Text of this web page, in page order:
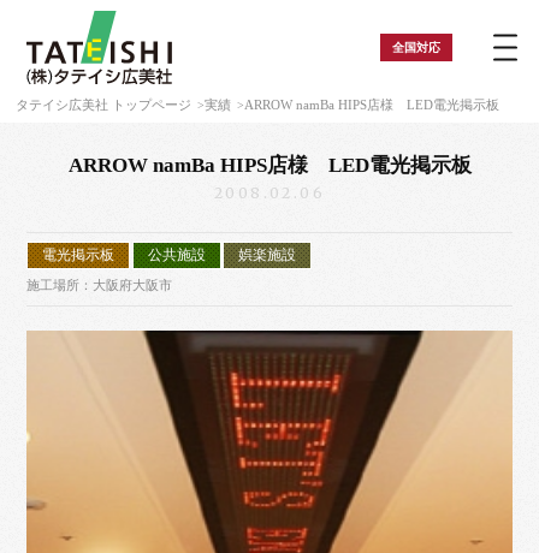
全国対応
タテイシ広美社 トップページ 実績 ARROW namBa HIPS店様 LED電光掲示板
ARROW namBa HIPS店様 LED電光掲示板
2008.02.06
電光掲示板 公共施設 娯楽施設
施工場所：大阪府大阪市